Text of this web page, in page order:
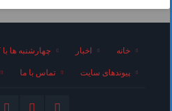
خانه اخبار چهارشنبه ها با
پیوندهای سایت تماس با ما